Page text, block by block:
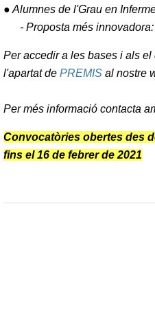
● Alumnes de l'Grau en
- Proposta més innovadora:
Per accedir a les bases i als
l'apartat de PREMIS al nostre
Per més informació contacta
Convocatòries obertes des
fins el 16 de febrer de 2021